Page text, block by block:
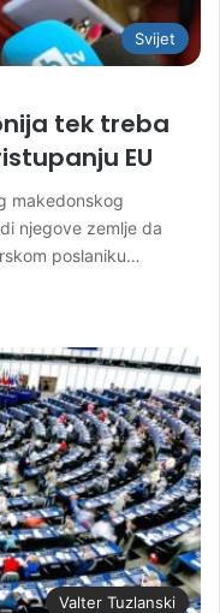
Svijet
tek treba
EU
makedonskog
njegove zemlje da
poslaniku…
Valter Tuzlanski